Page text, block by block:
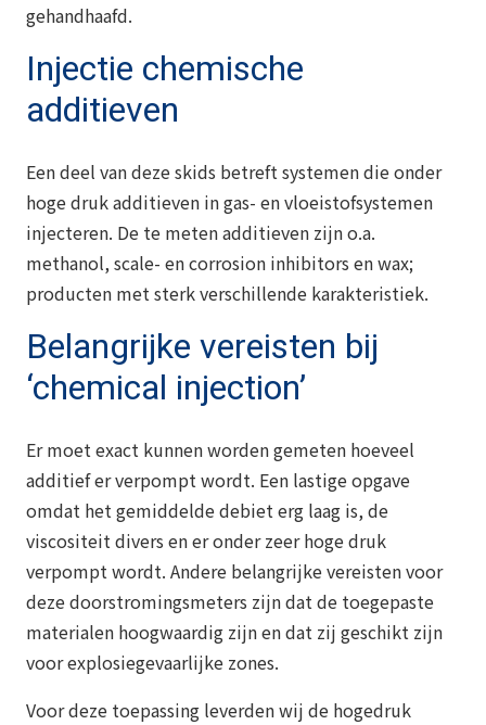
gehandhaafd.
Injectie chemische
additieven
Een deel van deze skids betreft systemen die onder
hoge druk additieven in gas- en vloeistofsystemen
injecteren. De te meten additieven zijn o.a.
methanol, scale- en corrosion inhibitors en wax;
producten met sterk verschillende karakteristiek.
Belangrijke vereisten bij
‘chemical injection’
Er moet exact kunnen worden gemeten hoeveel
additief er verpompt wordt. Een lastige opgave
omdat het gemiddelde debiet erg laag is, de
viscositeit divers en er onder zeer hoge druk
verpompt wordt. Andere belangrijke vereisten voor
deze doorstromingsmeters zijn dat de toegepaste
materialen hoogwaardig zijn en dat zij geschikt zijn
voor explosiegevaarlijke zones.
Voor deze toepassing leverden wij de hogedruk